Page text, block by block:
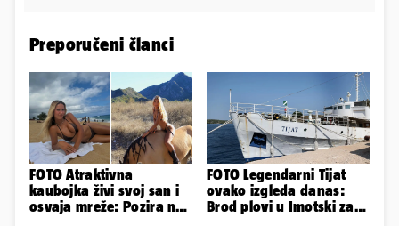
Preporučeni članci
FOTO Atraktivna
kaubojka živi svoj san i
osvaja mreže: Pozira na
FOTO Legendarni Tijat
ovako izgleda danas:
Brod plovi u Imotski za